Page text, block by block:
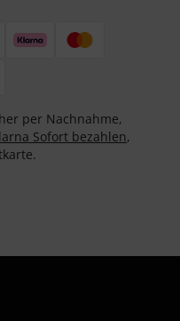
per Nachnahme,
Sofort bezahlen,